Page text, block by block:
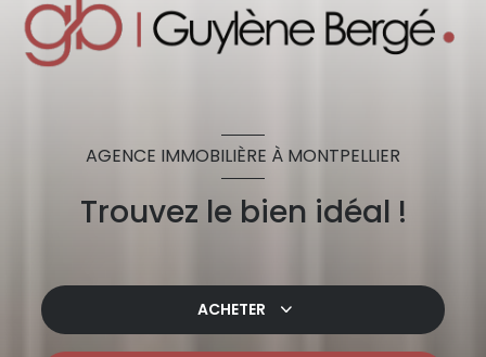
AGENCE IMMOBILIÈRE À MONTPELLIER
Trouvez le bien idéal !
ACHETER